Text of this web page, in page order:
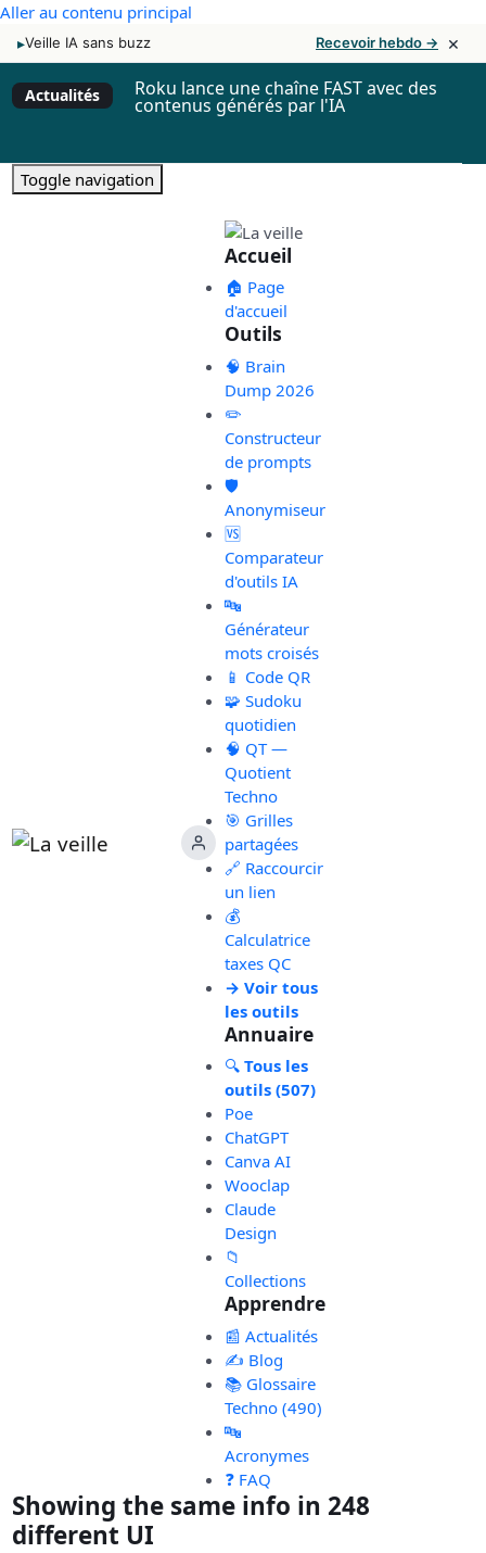
Aller au contenu principal
▸Veille IA sans buzz Recevoir hebdo → ×
Actualités Roku lance une chaîne FAST avec des
contenus générés par l'IA
Toggle navigation
Accueil
🏠 Page
d'accueil
Outils
🧠 Brain
Dump 2026
✏️
Constructeur
de prompts
🛡️
Anonymiseur
🆚
Comparateur
d'outils IA
🔤
Générateur
mots croisés
📱 Code QR
🧩 Sudoku
quotidien
🧠 QT —
Quotient
Techno
🎯 Grilles
partagées
🔗 Raccourcir
un lien
💰
Calculatrice
taxes QC
→ Voir tous
les outils
Annuaire
🔍 Tous les
outils (507)
Poe
ChatGPT
Canva AI
Wooclap
Claude
Design
📁
Collections
Apprendre
📰 Actualités
✍️ Blog
📚 Glossaire
Techno (490)
🔤
Acronymes
❓ FAQ
Showing the same info in 248
different UI